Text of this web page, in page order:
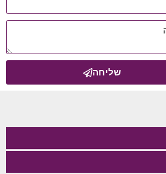
שליחה